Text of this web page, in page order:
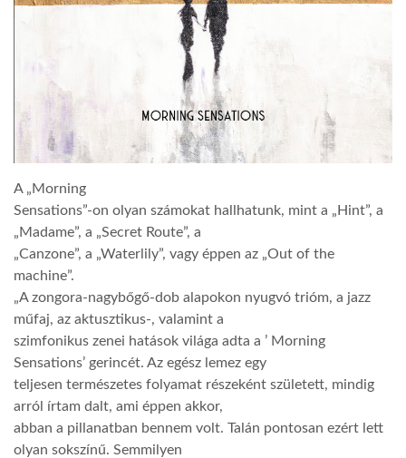
A „Morning
Sensations”-on olyan számokat hallhatunk, mint a „Hint”, a
„Madame”, a „Secret Route”, a
„Canzone”, a „Waterlily”, vagy éppen az „Out of the
machine”.
„A zongora-nagybőgő-dob alapokon nyugvó trióm, a jazz
műfaj, az aktusztikus-, valamint a
szimfonikus zenei hatások világa adta a ’ Morning
Sensations’ gerincét. Az egész lemez egy
teljesen természetes folyamat részeként született, mindig
arról írtam dalt, ami éppen akkor,
abban a pillanatban bennem volt. Talán pontosan ezért lett
olyan sokszínű. Semmilyen